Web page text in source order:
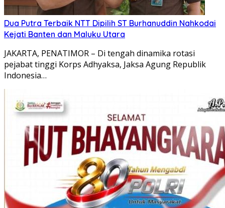
Dua Putra Terbaik NTT Dipilih ST Burhanuddin Nahkodai
Kejati Banten dan Maluku Utara
JAKARTA, PENATIMOR – Di tengah dinamika rotasi
pejabat tinggi Korps Adhyaksa, Jaksa Agung Republik
Indonesia…